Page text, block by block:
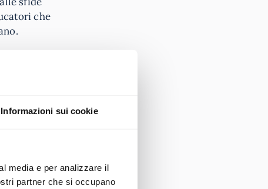
Informazioni sui cookie
media e per analizzare il
partner che si occupano
che